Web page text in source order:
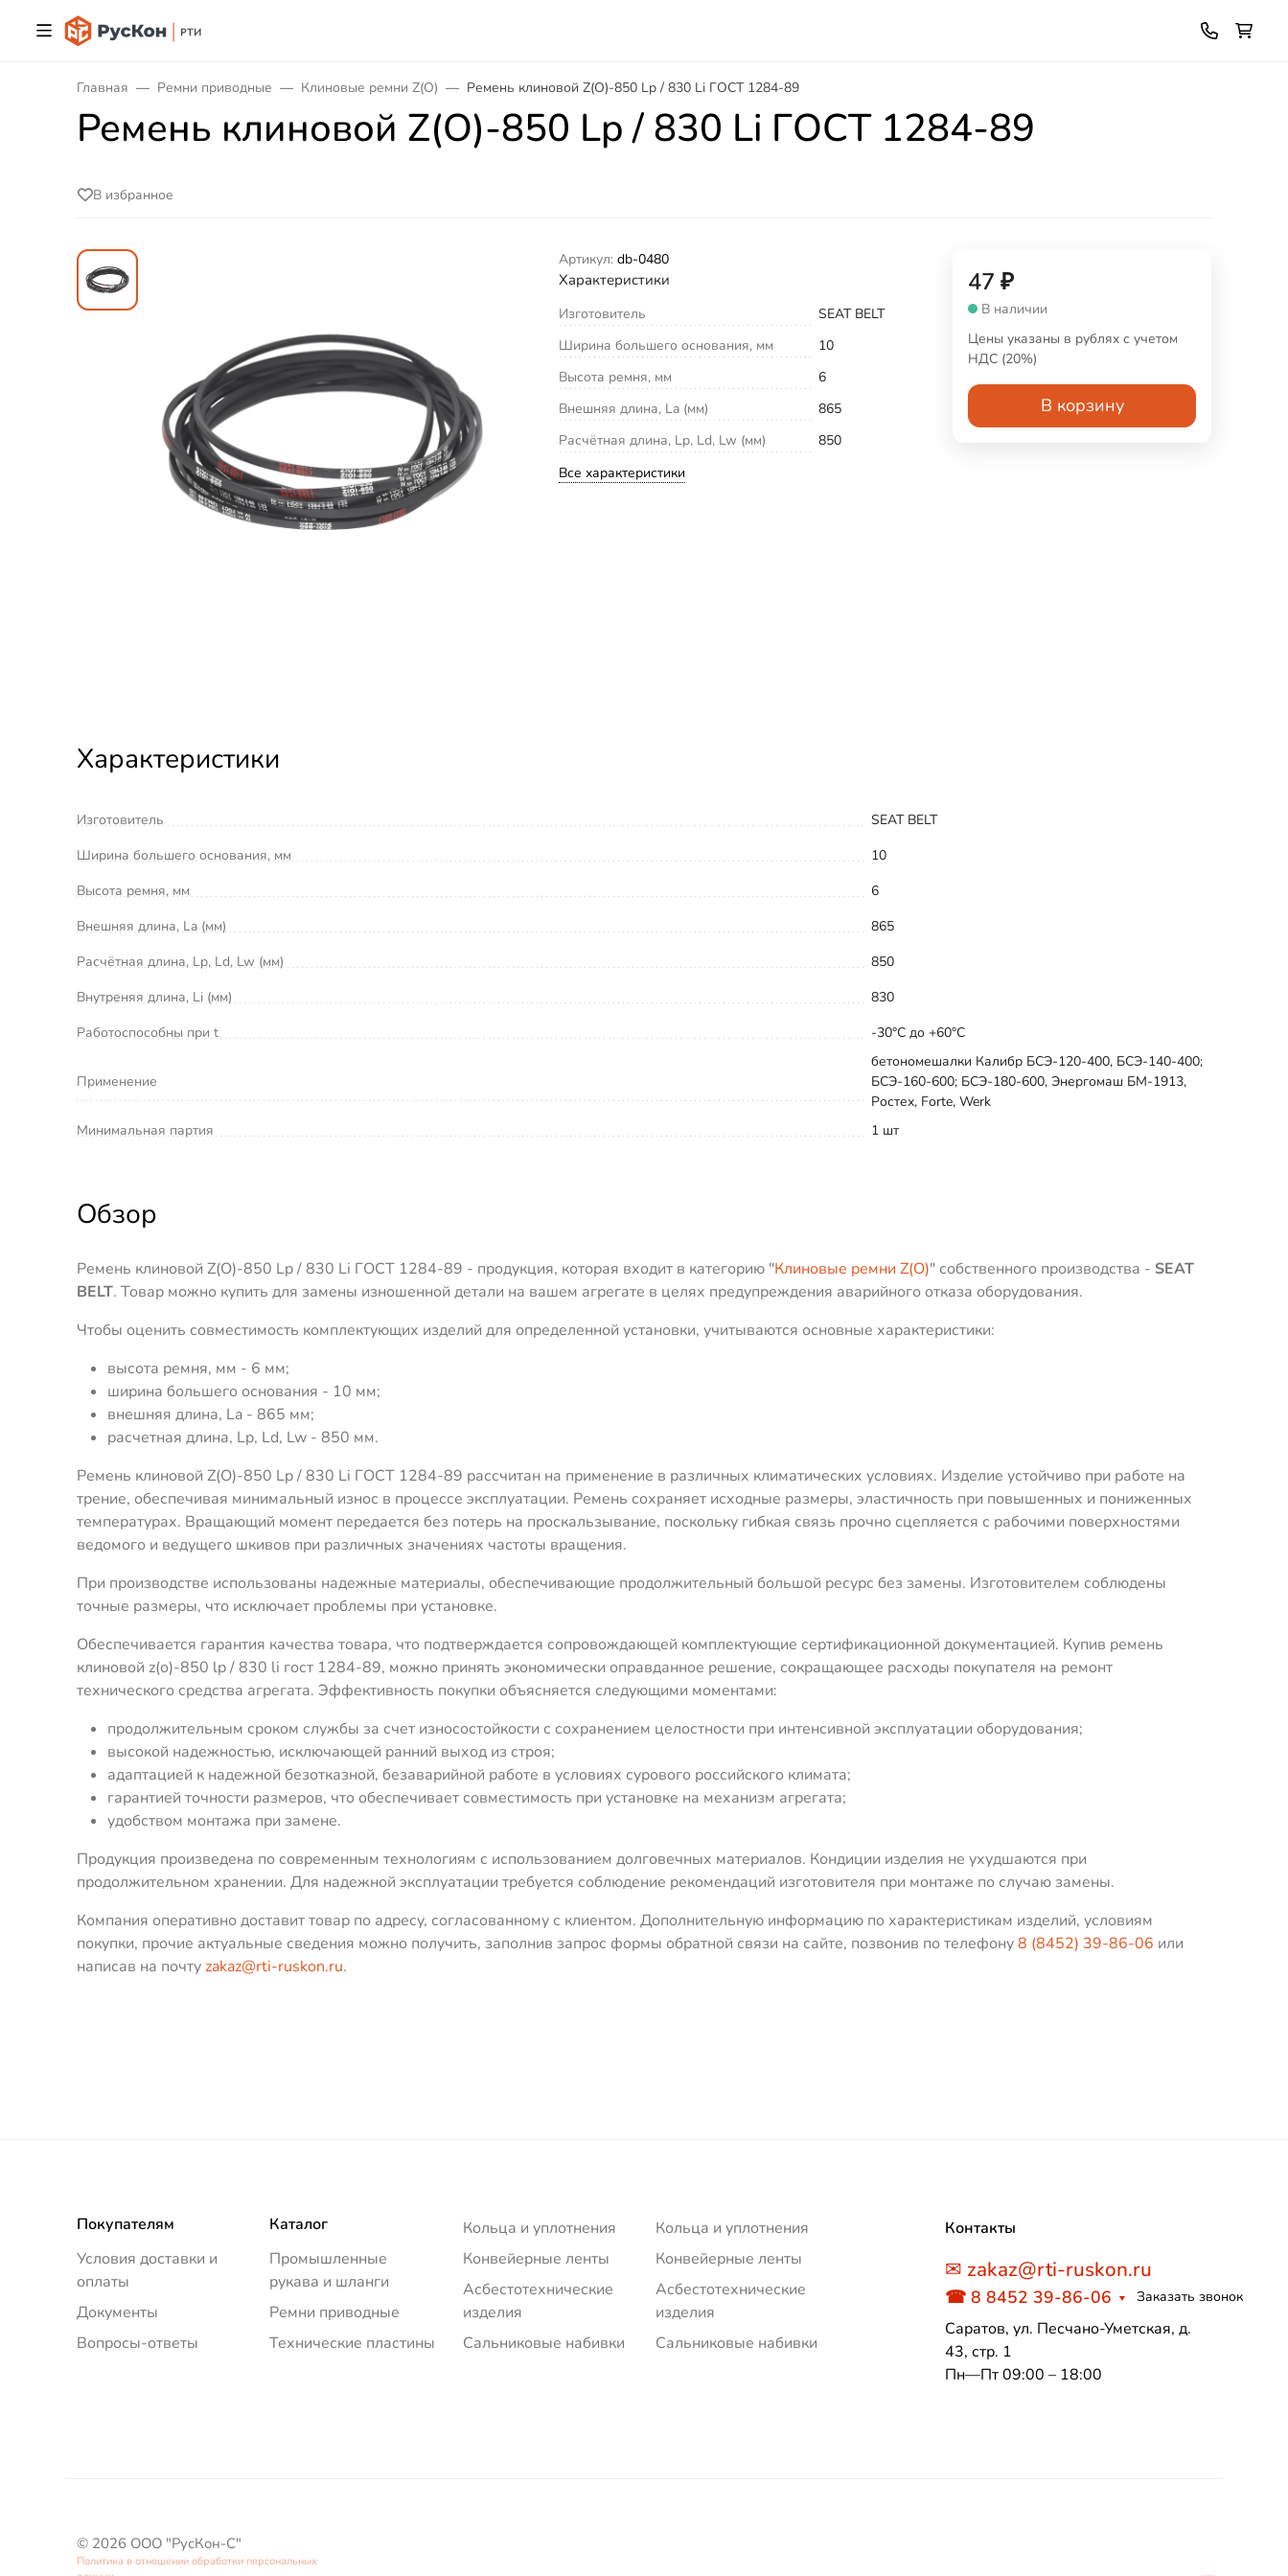
Главная Ремни приводные Клиновые ремни Z(О) Ремень клиновой Z(O)-850 Lp / 830 Li ГОСТ 1284-89
Ремень клиновой Z(O)-850 Lp / 830 Li ГОСТ 1284-89
В избранное
Артикул: db-0480
Характеристики
Изготовитель
SEAT BELT
Ширина большего основания, мм
10
Высота ремня, мм
6
Внешняя длина, La (мм)
865
Расчётная длина, Lp, Ld, Lw (мм)
850
Все характеристики
47 ₽
В наличии
Цены указаны в рублях с учетом
НДС (20%)
В корзину
Характеристики
Изготовитель
SEAT BELT
Ширина большего основания, мм
10
Высота ремня, мм
6
Внешняя длина, La (мм)
865
Расчётная длина, Lp, Ld, Lw (мм)
850
Внутреняя длина, Li (мм)
830
Работоспособны при t
-30°C до +60°C
Применение
бетономешалки Калибр БСЭ-120-400, БСЭ-140-400;
БСЭ-160-600; БСЭ-180-600, Энергомаш БМ-1913,
Ростех, Forte, Werk
Минимальная партия
1 шт
Обзор
Ремень клиновой Z(O)-850 Lp / 830 Li ГОСТ 1284-89 - продукция, которая входит в категорию "Клиновые ремни Z(О)" собственного производства - SEAT
BELT. Товар можно купить для замены изношенной детали на вашем агрегате в целях предупреждения аварийного отказа оборудования.
Чтобы оценить совместимость комплектующих изделий для определенной установки, учитываются основные характеристики:
высота ремня, мм - 6 мм;
ширина большего основания - 10 мм;
внешняя длина, La - 865 мм;
расчетная длина, Lp, Ld, Lw - 850 мм.
Ремень клиновой Z(O)-850 Lp / 830 Li ГОСТ 1284-89 рассчитан на применение в различных климатических условиях. Изделие устойчиво при работе на
трение, обеспечивая минимальный износ в процессе эксплуатации. Ремень сохраняет исходные размеры, эластичность при повышенных и пониженных
температурах. Вращающий момент передается без потерь на проскальзывание, поскольку гибкая связь прочно сцепляется с рабочими поверхностями
ведомого и ведущего шкивов при различных значениях частоты вращения.
При производстве использованы надежные материалы, обеспечивающие продолжительный большой ресурс без замены. Изготовителем соблюдены
точные размеры, что исключает проблемы при установке.
Обеспечивается гарантия качества товара, что подтверждается сопровождающей комплектующие сертификационной документацией. Купив ремень
клиновой z(o)-850 lp / 830 li гост 1284-89, можно принять экономически оправданное решение, сокращающее расходы покупателя на ремонт
технического средства агрегата. Эффективность покупки объясняется следующими моментами:
продолжительным сроком службы за счет износостойкости с сохранением целостности при интенсивной эксплуатации оборудования;
высокой надежностью, исключающей ранний выход из строя;
адаптацией к надежной безотказной, безаварийной работе в условиях сурового российского климата;
гарантией точности размеров, что обеспечивает совместимость при установке на механизм агрегата;
удобством монтажа при замене.
Продукция произведена по современным технологиям с использованием долговечных материалов. Кондиции изделия не ухудшаются при
продолжительном хранении. Для надежной эксплуатации требуется соблюдение рекомендаций изготовителя при монтаже по случаю замены.
Компания оперативно доставит товар по адресу, согласованному с клиентом. Дополнительную информацию по характеристикам изделий, условиям
покупки, прочие актуальные сведения можно получить, заполнив запрос формы обратной связи на сайте, позвонив по телефону8 (8452) 39-86-06 или
написав на почтуzakaz@rti-ruskon.ru.
Покупателям
Условия доставки и
оплаты
Документы
Вопросы-ответы
Каталог
Промышленные
рукава и шланги
Ремни приводные
Технические пластины
Кольца и уплотнения
Конвейерные ленты
Асбестотехнические
изделия
Сальниковые набивки
Кольца и уплотнения
Конвейерные ленты
Асбестотехнические
изделия
Сальниковые набивки
Контакты
✉ zakaz@rti-ruskon.ru
☎ 8 8452 39-86-06 Заказать звонок
Саратов, ул. Песчано-Уметская, д.
43, стр. 1
Пн—Пт 09:00 – 18:00
© 2026 ООО "РусКон-С"
Политика в отношении обработки персональных